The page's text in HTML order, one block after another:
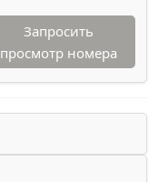
Запросить
просмотр номера